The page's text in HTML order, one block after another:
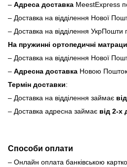
– Адреса доставка MeestExpress
– Доставка на відділення Нової
– Доставка на відділення УкрПошти
На пружинні ортопедичні матраци
– Доставка на відділення Нової
– Адресна доставка Новою
Термін доставки:
– Доставка на відділення займає
– Доставка адресна займає від 2-х
Способи оплати
– Онлайн оплата банківською